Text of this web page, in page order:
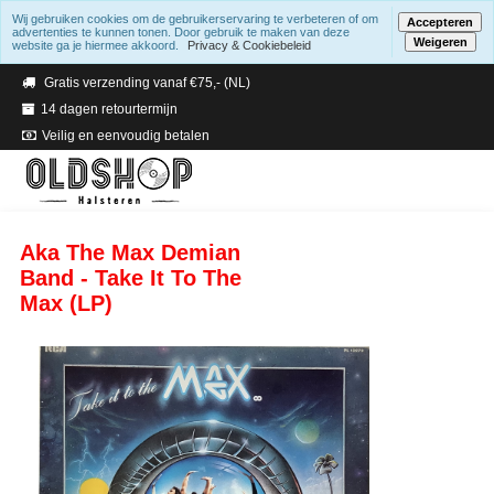
Verzending binnen 2 a 3 werkdagen
Gratis verzending vanaf €75,- (NL)
14 dagen retourtermijn
Veilig en eenvoudig betalen
Aka The Max Demian
Band - Take It To The
Max (LP)
Wij gebruiken cookies om de gebruikerservaring te verbeteren of om
advertenties te kunnen tonen. Door gebruik te maken van deze
website ga je hiermee akkoord.
Privacy & Cookiebeleid
Accepteren
Weigeren